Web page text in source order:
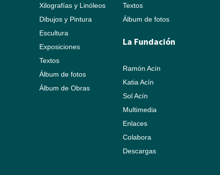
Xilografías y Linóleos
Dibujos y Pintura
Escultura
Exposiciones
Textos
Álbum de fotos
Álbum de Obras
Textos
Álbum de fotos
La Fundación
Ramón Acín
Katia Acín
Sol Acín
Multimedia
Enlaces
Colabora
Descargas